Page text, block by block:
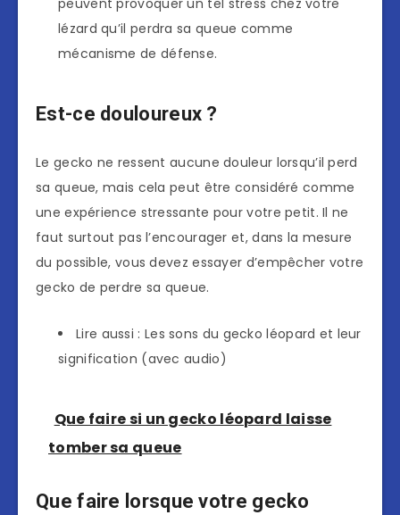
peuvent provoquer un tel stress chez votre
lézard qu’il perdra sa queue comme
mécanisme de défense.
Est-ce douloureux ?
Le gecko ne ressent aucune douleur lorsqu’il perd
sa queue, mais cela peut être considéré comme
une expérience stressante pour votre petit. Il ne
faut surtout pas l’encourager et, dans la mesure
du possible, vous devez essayer d’empêcher votre
gecko de perdre sa queue.
Lire aussi : Les sons du gecko léopard et leur
signification (avec audio)
Que faire si un gecko léopard laisse
tomber sa queue
Que faire lorsque votre gecko